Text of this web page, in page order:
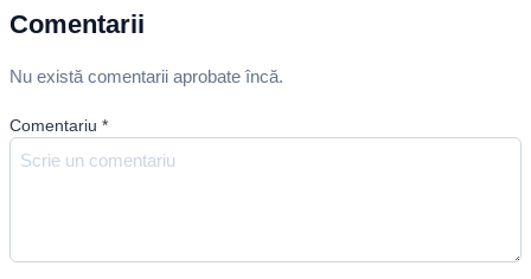
Comentarii
Nu există comentarii aprobate încă.
Comentariu *